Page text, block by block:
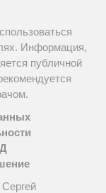
Информация,
публичной